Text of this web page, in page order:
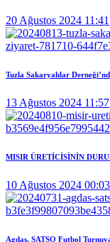
20 Ağustos 2024 11:41
Tuzla Sakaryalılar
13 Ağustos 2024 11:57
MISIR ÜRETİCİSİNİN
10 Ağustos 2024 00:03
Agdaş, SATSO Futbol